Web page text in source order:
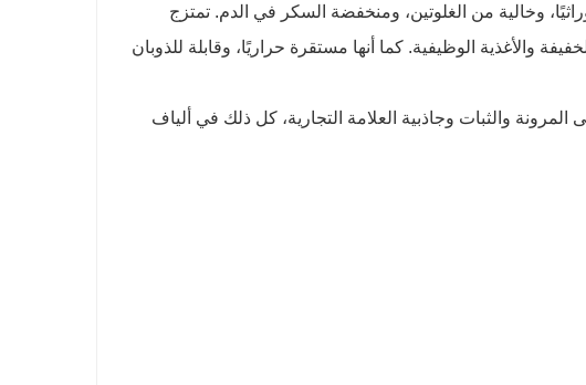
وخالية من الغلوتين، ومنخفضة السكر في الدم. تمتزج
والأغذية الوظيفية. كما أنها مستقرة حراريًا، وقابلة للذوبان
والثبات وجاذبية العلامة التجارية، كل ذلك في ألياف